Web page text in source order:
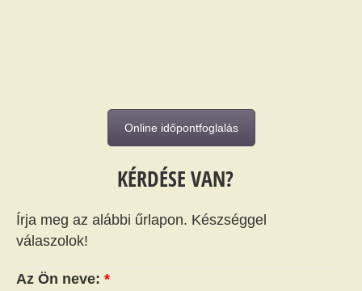
Online időpontfoglalás
KÉRDÉSE VAN?
Írja meg az alábbi űrlapon. Készséggel
válaszolok!
Az Ön neve: *